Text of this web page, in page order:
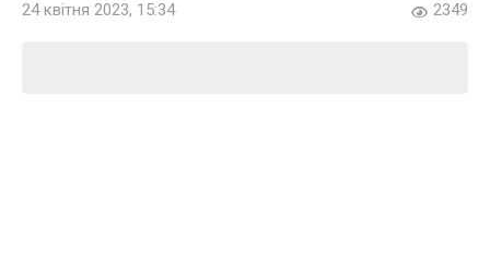
24 квітня 2023, 15:34 2349